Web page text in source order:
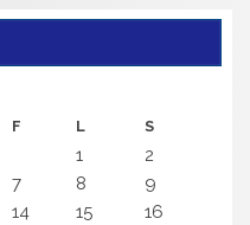
F L S
1
2
7 8
9
14 15
16